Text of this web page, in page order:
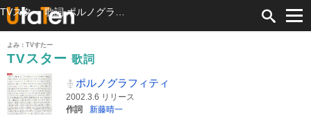
よみ：TVすたー
TVスター 歌詞
ポルノグラフィティ
2002.3.6 リリース
作詞
新藤晴一